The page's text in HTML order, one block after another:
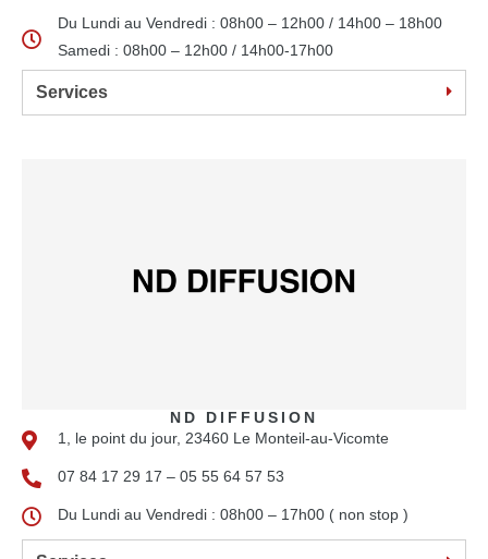
Du Lundi au Vendredi : 08h00 – 12h00 / 14h00 – 18h00
Samedi : 08h00 – 12h00 / 14h00-17h00
Services
ND DIFFUSION
1, le point du jour, 23460 Le Monteil-au-Vicomte
07 84 17 29 17 – 05 55 64 57 53
Du Lundi au Vendredi : 08h00 – 17h00 ( non stop )